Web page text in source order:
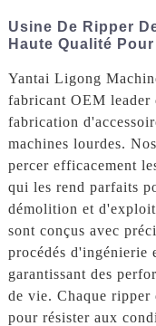
Usine De Ripper
Haute Qualité
Yantai Ligong
fabricant OEM leader
fabrication
machines lourdes.
percer efficacement
qui les rend parfaits
démolition et
sont conçus avec
procédés d'ingénierie
garantissant des
de vie. Chaque ripper
pour résister aux